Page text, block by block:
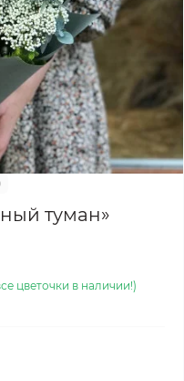
туман»
цветочки в наличии!)